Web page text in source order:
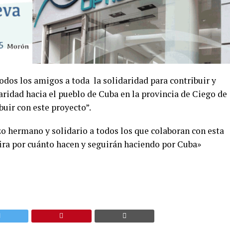
los amigos a toda la solidaridad para contribuir y
hacia el pueblo de Cuba en la provincia de Ciego de
con este proyecto”.
hermano y solidario a todos los que colaboran con esta
por cuánto hacen y seguirán haciendo por Cuba»